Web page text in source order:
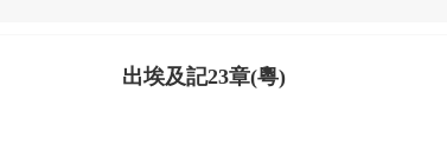
出埃及記23章(粵)